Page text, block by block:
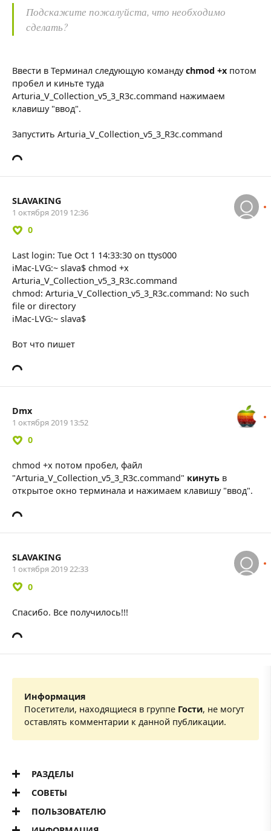
Подскажите пожалуйста, что необходимо
сделать?
Ввести в Терминал следующую командуchmod +x потом
пробел и киньте туда
Arturia_V_Collection_v5_3_R3c.command нажимаем
клавишу "ввод".
Запустить Arturia_V_Collection_v5_3_R3c.command
SLAVAKING
1 октября 2019 12:36
0
Last login: Tue Oct 1 14:33:30 on ttys000
iMac-LVG:~ slava$ chmod +x
Arturia_V_Collection_v5_3_R3c.command
chmod: Arturia_V_Collection_v5_3_R3c.command: No such
file or directory
iMac-LVG:~ slava$
Вот что пишет
Dmx
1 октября 2019 13:52
0
chmod +x потом пробел, файл
"Arturia_V_Collection_v5_3_R3c.command" кинуть в
открытое окно терминала и нажимаем клавишу "ввод".
SLAVAKING
1 октября 2019 22:33
0
Спасибо. Все получилось!!!
Информация
Посетители, находящиеся в группе Гости, не могут
оставлять комментарии к данной публикации.
РАЗДЕЛЫ
СОВЕТЫ
ПОЛЬЗОВАТЕЛЮ